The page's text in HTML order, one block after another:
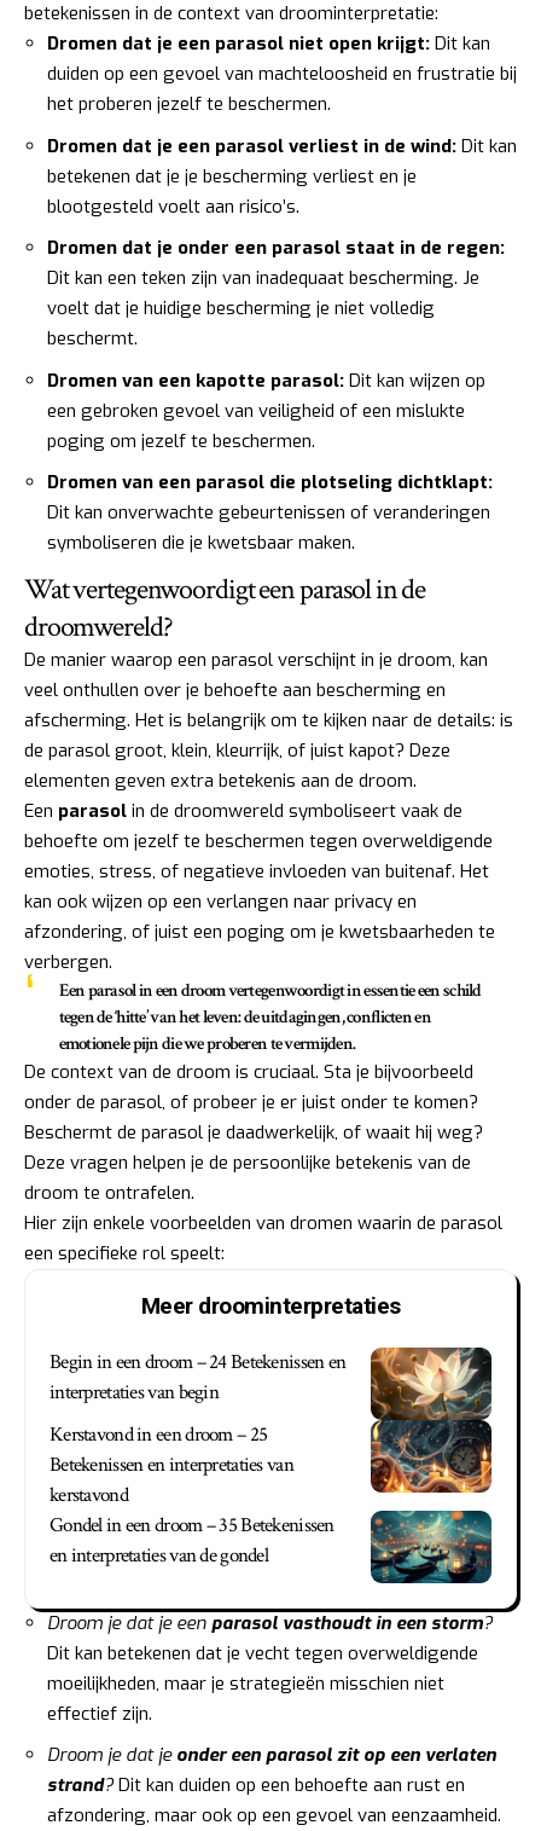
betekenissen in de context van droominterpretatie:
Dromen dat je een parasol niet open krijgt: Dit kan
duiden op een gevoel van machteloosheid en frustratie bij
het proberen jezelf te beschermen.
Dromen dat je een parasol verliest in de wind: Dit kan
betekenen dat je je bescherming verliest en je
blootgesteld voelt aan risico’s.
Dromen dat je onder een parasol staat in de regen:
Dit kan een teken zijn van inadequaat bescherming. Je
voelt dat je huidige bescherming je niet volledig
beschermt.
Dromen van een kapotte parasol: Dit kan wijzen op
een gebroken gevoel van veiligheid of een mislukte
poging om jezelf te beschermen.
Dromen van een parasol die plotseling dichtklapt:
Dit kan onverwachte gebeurtenissen of veranderingen
symboliseren die je kwetsbaar maken.
Wat vertegenwoordigt een parasol in de
droomwereld?
De manier waarop een parasol verschijnt in je droom, kan
veel onthullen over je behoefte aan bescherming en
afscherming. Het is belangrijk om te kijken naar de details: is
de parasol groot, klein, kleurrijk, of juist kapot? Deze
elementen geven extra betekenis aan de droom.
Een parasol in de droomwereld symboliseert vaak de
behoefte om jezelf te beschermen tegen overweldigende
emoties, stress, of negatieve invloeden van buitenaf. Het
kan ook wijzen op een verlangen naar privacy en
afzondering, of juist een poging om je kwetsbaarheden te
verbergen.
Een parasol in een droom vertegenwoordigt in essentie een schild
tegen de ‘hitte’ van het leven: de uitdagingen, conflicten en
emotionele pijn die we proberen te vermijden.
De context van de droom is cruciaal. Sta je bijvoorbeeld
onder de parasol, of probeer je er juist onder te komen?
Beschermt de parasol je daadwerkelijk, of waait hij weg?
Deze vragen helpen je de persoonlijke betekenis van de
droom te ontrafelen.
Hier zijn enkele voorbeelden van dromen waarin de parasol
een specifieke rol speelt:
Meer droominterpretaties
Begin in een droom – 24 Betekenissen en
interpretaties van begin
Kerstavond in een droom – 25
Betekenissen en interpretaties van
kerstavond
Gondel in een droom – 35 Betekenissen
en interpretaties van de gondel
Droom je dat je een parasol vasthoudt in een storm?
Dit kan betekenen dat je vecht tegen overweldigende
moeilijkheden, maar je strategieën misschien niet
effectief zijn.
Droom je dat je onder een parasol zit op een verlaten
strand?Dit kan duiden op een behoefte aan rust en
afzondering, maar ook op een gevoel van eenzaamheid.